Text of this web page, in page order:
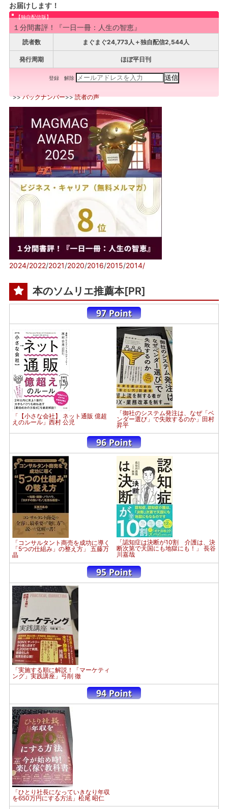
お届けします！
【独自配信版】
１分間書評！『一日一冊：人生の智恵』
読者数 まぐまぐ24,773人＋独自配信2,544人
発行周期 ほぼ平日刊
登録 解除
>>バックナンバー>>読者の声
2024/2022/2021/2020/2016/2015/2014/
本のソムリエ推薦本[PR]
「【小さな会社】 ネット通販 億超
えのルール」西村 公児
「御社のシステム発注は、なぜ「ベ
ンダー選び」で失敗するのか」田村
昇平
「コンサルタント商売を成功に導く
「5つの仕組み」の整え方」 五藤万
晶
「認知症は決断が10割 介護は、決
断次第で天国にも地獄にも！」 長谷
川嘉哉
「実施する順に解説！「マーケティ
ング」実践講座」弓削 徹
「ひとり社長になっていきなり年収
を650万円にする方法」松尾 昭仁